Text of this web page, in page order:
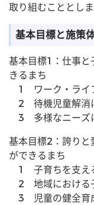
取り組むこととしま
基本目標と施策
基本目標1：仕事と
きるまち
1 ワーク・ライ
2 待機児童解消
3 多様なニーズ
基本目標2：誇りと
ができるまち
1 子育ちを支え
2 地域における
3 児童の健全育